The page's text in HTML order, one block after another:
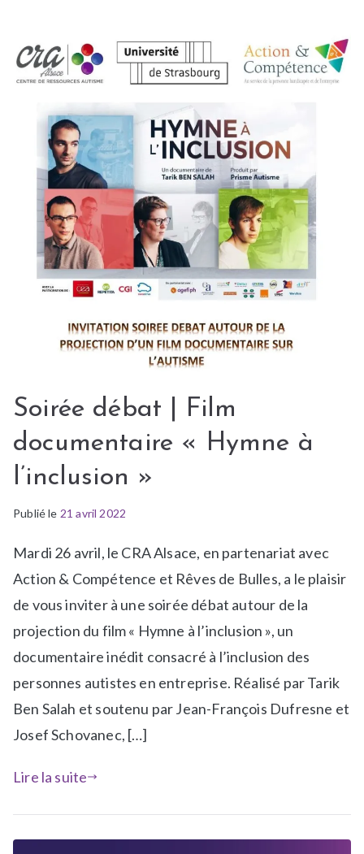
Soirée débat | Film
documentaire « Hymne à
l’inclusion »
Publié le 21 avril 2022
P
b
l
é
d
a
N
e
Mardi 26 avril, le CRA Alsace, en partenariat avec
Action & Compétence et Rêves de Bulles, a le plaisir
de vous inviter à une soirée débat autour de la
projection du film « Hymne à l’inclusion », un
documentaire inédit consacré à l’inclusion des
personnes autistes en entreprise. Réalisé par Tarik
Ben Salah et soutenu par Jean-François Dufresne et
Josef Schovanec, […]
Lire la suite